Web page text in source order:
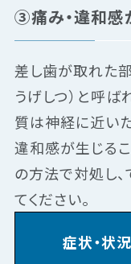
③痛み・違和感
差し歯が取れた
うげしつ）と呼
質は神経に近い
違和感が生じる
の方法で対処し
てください。
症状・状況